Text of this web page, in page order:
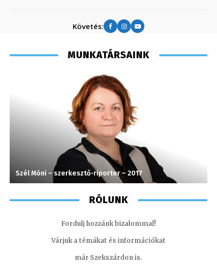
Követés:
MUNKATÁRSAINK
Szél Móni – szerkesztő-riporter – 2017
RÓLUNK
Fordulj hozzánk bizalommal!
Várjuk a témákat és információkat
már Szekszárdon is.